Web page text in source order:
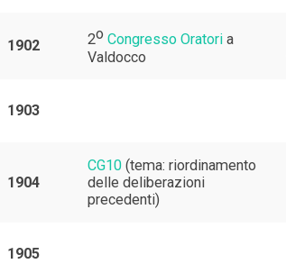
1902 2o Congresso Oratori a
Valdocco
1903
1904
CG10 (tema: riordinamento
delle deliberazioni
precedenti)
1905